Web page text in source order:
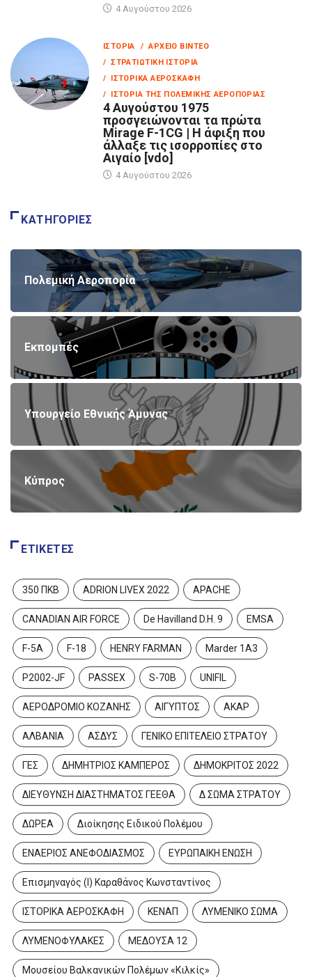
4 Αυγούστου 2026
ΙΣΤΟΡΊΑ
/ ΑΡΧΕΊΟ ΒΊΝΤΕΟ
/ ΣΤΡΑΤΙΩΤΙΚΉ ΙΣΤΟΡΊΑ
/ ΙΣΤΟΡΙΚΆ ΑΕΡΟΣΚΆΦΗ
/ ΙΣΤΟΡΊΑ ΤΗΣ ΠΟΛΕΜΙΚΉΣ ΑΕΡΟΠΟΡΊΑΣ
4 Αυγούστου 1975
προσγειώνονται τα πρώτα
Mirage F-1CG | Η άφιξη που
άλλαξε τις ισορροπίες στο
Αιγαίο [vdo]
4 Αυγούστου 2026
ΚΑΤΗΓΟΡΊΕΣ
Πολεμική Αεροπορία
Εκπομπές
Υπουργείο Εθνικής Άμυνας
Κύπρος
ΕΤΙΚΈΤΕΣ
350 ΠΚΒ ADRION LIVEX 2022 APACHE
CANADIAN AIR FORCE De Havilland D.H. 9 EMSA
F-5A F-18 HENRY FARMAN Marder 1A3
P2002-JF PASSEX S-70B UNIFIL
ΑΕΡΟΔΡΟΜΙΟ ΚΟΖΑΝΗΣ ΑΙΓΥΠΤΟΣ ΑΚΑΡ
ΑΛΒΑΝΙΑ ΑΣΔΥΣ ΓΕΝΙΚΟ ΕΠΙΤΕΛΕΙΟ ΣΤΡΑΤΟΥ
ΓΕΣ ΔΗΜΗΤΡΙΟΣ ΚΑΜΠΕΡΟΣ ΔΗΜΟΚΡΙΤΟΣ 2022
ΔΙΕΥΘΥΝΣΗ ΔΙΑΣΤΗΜΑΤΟΣ ΓΕΕΘΑ Δ ΣΩΜΑ ΣΤΡΑΤΟΥ
ΔΩΡΕΑ Διοίκησης Ειδικού Πολέμου
ΕΝΑΕΡΙΟΣ ΑΝΕΦΟΔΙΑΣΜΟΣ ΕΥΡΩΠΑΙΚΗ ΕΝΩΣΗ
Επισμηναγός (Ι) Καραθάνος Κωνσταντίνος
ΙΣΤΟΡΙΚΑ ΑΕΡΟΣΚΑΦΗ ΚΕΝΑΠ ΛΥΜΕΝΙΚΟ ΣΩΜΑ
ΛΥΜΕΝΟΦΥΛΑΚΕΣ ΜΕΔΟΥΣΑ 12
Μουσείου Βαλκανικών Πολέμων «Κιλκίς»